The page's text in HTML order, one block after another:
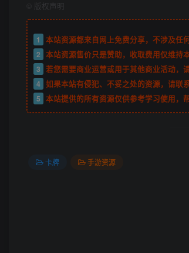
版权声明
1
本站资源都来自网上免费分享，不涉及任
2 本站资源售价只是赞助，收取费用仅维持
3 若您需要商业运营或用于其他商业活动，
4 如果本站有侵犯、不妥之处的资源，请联
5 本站提供的所有资源仅供参考学习使用，
卡牌 手游资源